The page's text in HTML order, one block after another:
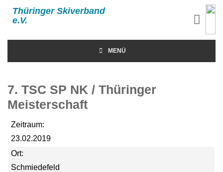
Thüringer Skiverband
e.V.
MENÜ
7. TSC SP NK / Thüringer
Meisterschaft
Zeitraum:
23.02.2019
Ort:
Schmiedefeld